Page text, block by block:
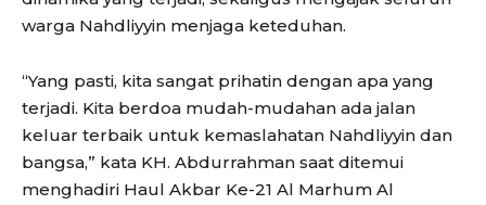
warga Nahdliyyin menjaga keteduhan.
“Yang pasti, kita sangat prihatin dengan apa yang
terjadi. Kita berdoa mudah-mudahan ada jalan
keluar terbaik untuk kemaslahatan Nahdliyyin dan
bangsa,” kata KH. Abdurrahman saat ditemui
menghadiri Haul Akbar Ke-21 Al Marhum Al